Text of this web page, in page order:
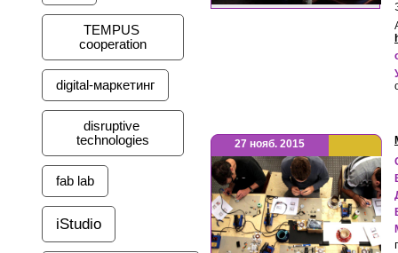
TEMPUS
cooperation
digital-маркетинг
disruptive
technologies
fab lab
iStudio
27 нояб. 2015